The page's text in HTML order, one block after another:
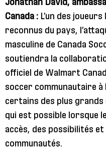
Jonathan David,
Canada : L’un des
reconnus du pays,
masculine de Canada
soutiendra la
officiel de Walmart
soccer communautaire à
certains des plus grands
qui est possible lorsque
accès, des possibilités
communautés.